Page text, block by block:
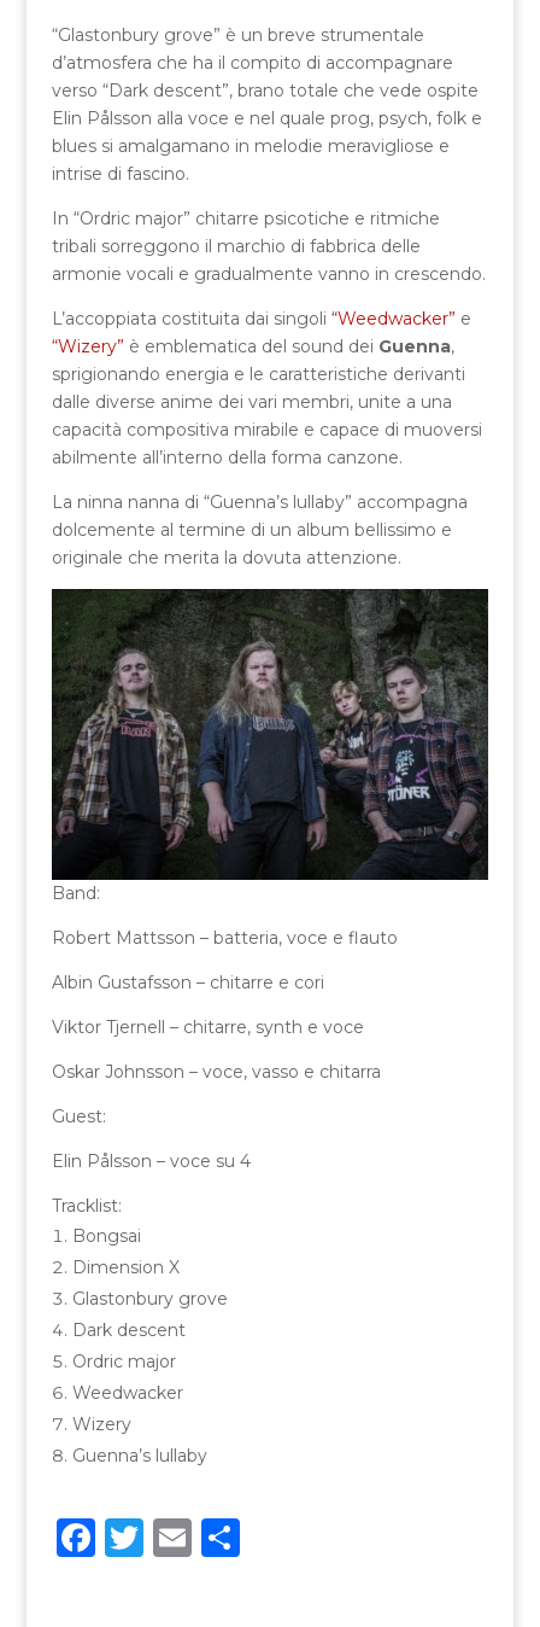
“Glastonbury grove” è un breve strumentale
d’atmosfera che ha il compito di accompagnare
verso “Dark descent”, brano totale che vede ospite
Elin Pålsson alla voce e nel quale prog, psych, folk e
blues si amalgamano in melodie meravigliose e
intrise di fascino.
In “Ordric major” chitarre psicotiche e ritmiche
tribali sorreggono il marchio di fabbrica delle
armonie vocali e gradualmente vanno in crescendo.
L’accoppiata costituita dai singoli “Weedwacker” e
“Wizery” è emblematica del sound dei Guenna,
sprigionando energia e le caratteristiche derivanti
dalle diverse anime dei vari membri, unite a una
capacità compositiva mirabile e capace di muoversi
abilmente all’interno della forma canzone.
La ninna nanna di “Guenna’s lullaby” accompagna
dolcemente al termine di un album bellissimo e
originale che merita la dovuta attenzione.
Band:
Robert Mattsson – batteria, voce e flauto
Albin Gustafsson – chitarre e cori
Viktor Tjernell – chitarre, synth e voce
Oskar Johnsson – voce, vasso e chitarra
Guest:
Elin Pålsson – voce su 4
Tracklist:
Bongsai
Dimension X
Glastonbury grove
Dark descent
Ordric major
Weedwacker
Wizery
Guenna’s lullaby
F T E C